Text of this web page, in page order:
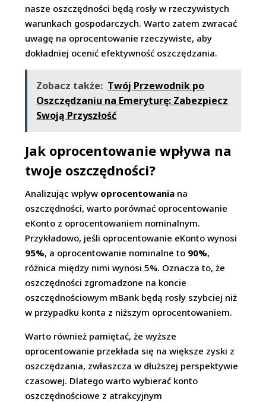
nasze oszczędności będą rosły w rzeczywistych
warunkach gospodarczych. Warto zatem zwracać
uwagę na oprocentowanie rzeczywiste, aby
dokładniej ocenić efektywność oszczędzania.
Zobacz także: Twój Przewodnik po
Oszczędzaniu na Emeryturę: Zabezpiecz
Swoją Przyszłość
Jak oprocentowanie wpływa na
twoje oszczędności?
Analizując wpływ oprocentowania na
oszczędności, warto porównać oprocentowanie
eKonto z oprocentowaniem nominalnym.
Przykładowo, jeśli oprocentowanie eKonto wynosi
95%, a oprocentowanie nominalne to 90%,
różnica między nimi wynosi 5%. Oznacza to, że
oszczędności zgromadzone na koncie
oszczędnościowym mBank będą rosły szybciej niż
w przypadku konta z niższym oprocentowaniem.
Warto również pamiętać, że wyższe
oprocentowanie przekłada się na większe zyski z
oszczędzania, zwłaszcza w dłuższej perspektywie
czasowej. Dlatego warto wybierać konto
oszczędnościowe z atrakcyjnym